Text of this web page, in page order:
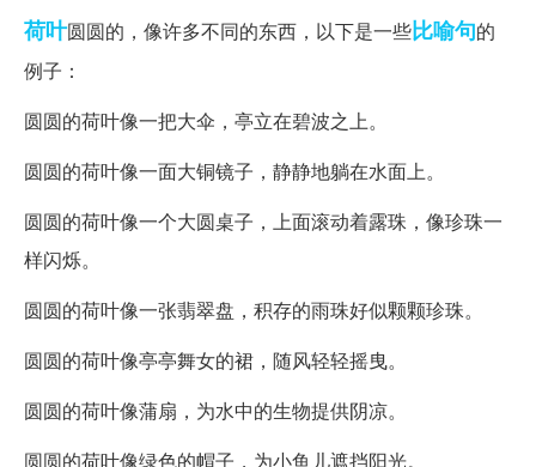
荷叶圆圆的，像许多不同的东西，以下是一些比喻句的
例子：
圆圆的荷叶像一把大伞，亭立在碧波之上。
圆圆的荷叶像一面大铜镜子，静静地躺在水面上。
圆圆的荷叶像一个大圆桌子，上面滚动着露珠，像珍珠一
样闪烁。
圆圆的荷叶像一张翡翠盘，积存的雨珠好似颗颗珍珠。
圆圆的荷叶像亭亭舞女的裙，随风轻轻摇曳。
圆圆的荷叶像蒲扇，为水中的生物提供阴凉。
圆圆的荷叶像绿色的帽子，为小鱼儿遮挡阳光。